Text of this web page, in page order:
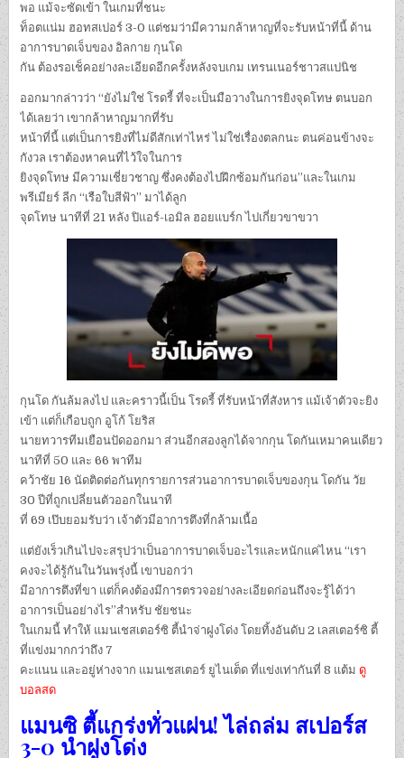
พอ แม้จะซัดเข้า ในเกมที่ชนะ
ท็อตแน่ม ฮอทสเปอร์ 3-0 แต่ชมว่ามีความกล้าหาญที่จะรับหน้าที่นี้ ด้าน
อาการบาดเจ็บของ อิลกาย กุนโด
กัน ต้องรอเช็คอย่างละเอียดอีกครั้งหลังจบเกม เทรนเนอร์ชาวสแปนิช
ออกมากล่าวว่า “ยังไม่ใช่ โรดรี้ ที่จะเป็นมือวางในการยิงจุดโทษ ตนบอก
ได้เลยว่า เขากล้าหาญมากที่รับ
หน้าที่นี้ แต่เป็นการยิงที่ไม่ดีสักเท่าไหร่ ไม่ใช่เรื่องตลกนะ ตนค่อนข้างจะ
กังวล เราต้องหาคนที่ไว้ใจในการ
ยิงจุดโทษ มีความเชี่ยวชาญ ซึ่งคงต้องไปฝึกซ้อมกันก่อน”และในเกม
พรีเมียร์ ลีก “เรือใบสีฟ้า” มาได้ลูก
จุดโทษ นาทีที่ 21 หลัง ปิแอร์-เอมิล ฮอยแบร์ก ไปเกี่ยวขาขวา
กุนโด กันล้มลงไป และคราวนี้เป็น โรดรี้ ที่รับหน้าที่สังหาร แม้เจ้าตัวจะยิง
เข้า แต่ก็เกือบถูก อูโก้ โยริส
นายทวารทีมเยือนปัดออกมา ส่วนอีกสองลูกได้จากกุน โดกันเหมาคนเดียว
นาทีที่ 50 และ 66 พาทีม
คว้าชัย 16 นัดติดต่อกันทุกรายการส่วนอาการบาดเจ็บของกุน โดกัน วัย
30 ปีที่ถูกเปลี่ยนตัวออกในนาที
ที่ 69 เป๊บยอมรับว่า เจ้าตัวมีอาการตึงที่กล้ามเนื้อ
แต่ยังเร็วเกินไปจะสรุปว่าเป็นอาการบาดเจ็บอะไรและหนักแค่ไหน “เรา
คงจะได้รู้กันในวันพรุ่งนี้ เขาบอกว่า
มีอาการตึงที่ขา แต่ก็คงต้องมีการตรวจอย่างละเอียดก่อนถึงจะรู้ได้ว่า
อาการเป็นอย่างไร”สำหรับ ชัยชนะ
ในเกมนี้ ทำให้ แมนเชสเตอร์ซิ ตี้นำจ่าฝูงโด่ง โดยทิ้งอันดับ 2 เลสเตอร์ซิ ตี้
ที่แข่งมากกว่าถึง 7
คะแนน และอยู่ห่างจาก แมนเชสเตอร์ ยูไนเต็ด ที่แข่งเท่ากันที่ 8 แต้มดู
บอลสด
แมนซิ ตี้แกร่งทั่วแผ่น! ไล่ถล่ม สเปอร์ส
3-0 นำฝูงโด่ง